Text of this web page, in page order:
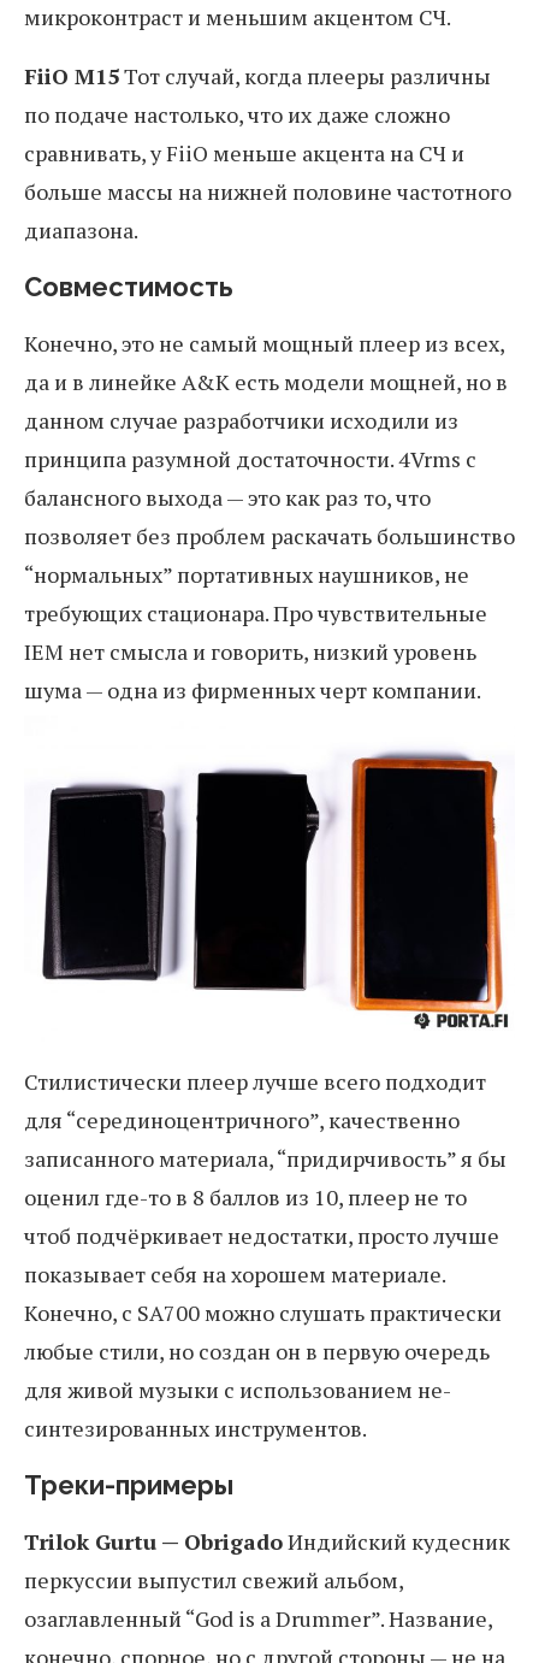
микроконтраст и меньшим акцентом СЧ.
FiiO M15Тот случай, когда плееры различны
по подаче настолько, что их даже сложно
сравнивать, у FiiO меньше акцента на СЧ и
больше массы на нижней половине частотного
диапазона.
Совместимость
Конечно, это не самый мощный плеер из всех,
да и в линейке A&K есть модели мощней, но в
данном случае разработчики исходили из
принципа разумной достаточности. 4Vrms с
балансного выхода — это как раз то, что
позволяет без проблем раскачать большинство
“нормальных” портативных наушников, не
требующих стационара. Про чувствительные
IEM нет смысла и говорить, низкий уровень
шума — одна из фирменных черт компании.
Стилистически плеер лучше всего подходит
для “серединоцентричного”, качественно
записанного материала, “придирчивость” я бы
оценил где-то в 8 баллов из 10, плеер не то
чтоб подчёркивает недостатки, просто лучше
показывает себя на хорошем материале.
Конечно, с SA700 можно слушать практически
любые стили, но создан он в первую очередь
для живой музыки с использованием не-
синтезированных инструментов.
Треки-примеры
Trilok Gurtu — ObrigadoИндийский кудесник
перкуссии выпустил свежий альбом,
озаглавленный “God is a Drummer”. Название,
конечно, спорное, но с другой стороны — не на